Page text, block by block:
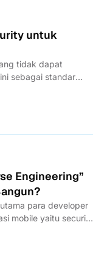
untuk
tidak dapat
sebagai standar
Engineering”
para developer
mobile yaitu security